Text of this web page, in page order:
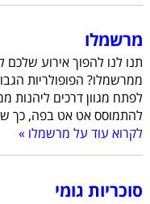
מרשמלו
תנו לנו להפוך אירוע שלכם
ממרשמלו? הפופולריות
לפתח מגוון דרכים ליהנות
להתמוסס אט אט בפה, כך
לקרוא עוד על מרשמלו »
סוכריות גומי